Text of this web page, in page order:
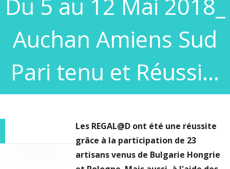
Du 5 au 12 Mai 2018_
Auchan Amiens Sud
Pari tenu et Réussi…
Les REGAL@D ont été une réussite
grâce à la participation de 23
artisans venus de Bulgarie Hongrie